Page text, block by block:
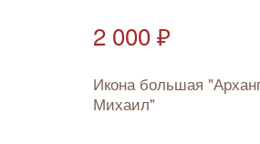
2 000 ₽
Икона большая
Михаил"